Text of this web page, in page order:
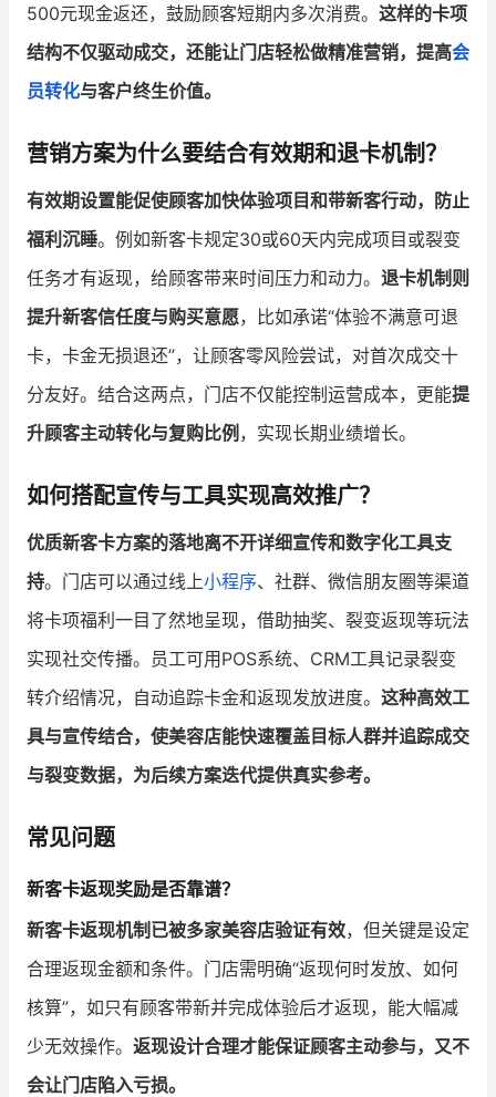
500元现金返还，鼓励顾客短期内多次消费。 这样的卡项
结构不仅驱动成交，还能让门店轻松做精准营销，提高会
员转化与客户终生价值。
营销方案为什么要结合有效期和退卡机制？
有效期设置能促使顾客加快体验项目和带新客行动，防止
福利沉睡。例如新客卡规定30或60天内完成项目或裂变
任务才有返现，给顾客带来时间压力和动力。 退卡机制则
提升新客信任度与购买意愿，比如承诺“体验不满意可退
卡，卡金无损退还”，让顾客零风险尝试，对首次成交十
分友好。结合这两点，门店不仅能控制运营成本，更能提
升顾客主动转化与复购比例 ，实现长期业绩增长。
如何搭配宣传与工具实现高效推广？
优质新客卡方案的落地离不开详细宣传和数字化工具支
持。门店可以通过线上小程序、社群、微信朋友圈等渠道
将卡项福利一目了然地呈现，借助抽奖、裂变返现等玩法
实现社交传播。员工可用POS系统、CRM工具记录裂变
转介绍情况，自动追踪卡金和返现发放进度。 这种高效工
具与宣传结合，使美容店能快速覆盖目标人群并追踪成交
与裂变数据，为后续方案迭代提供真实参考。
常见问题
新客卡返现奖励是否靠谱？
新客卡返现机制已被多家美容店验证有效，但关键是设定
合理返现金额和条件。门店需明确“返现何时发放、如何
核算”，如只有顾客带新并完成体验后才返现，能大幅减
少无效操作。 返现设计合理才能保证顾客主动参与，又不
会让门店陷入亏损。